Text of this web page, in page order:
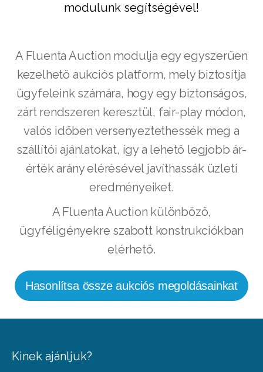
modulunk segítségével!
A Fluenta Auction modulja egy egyszerűen
kezelhető aukciós platform, mely biztosítja
ügyfeleink számára, hogy egy biztonságos,
zárt rendszeren keresztül, fair-play módon,
valós időben versenyeztethessék meg a
szállítói ajánlatokat, így a lehető legjobb ár-
érték arány elérésével javíthassák üzleti
eredményeiket.
A Fluenta Auction különböző,
ügyféligényekre szabott konstrukciókban
elérhető.
Hasonlítsa össze aukciós megoldásainkat
Kinek ajánljuk?